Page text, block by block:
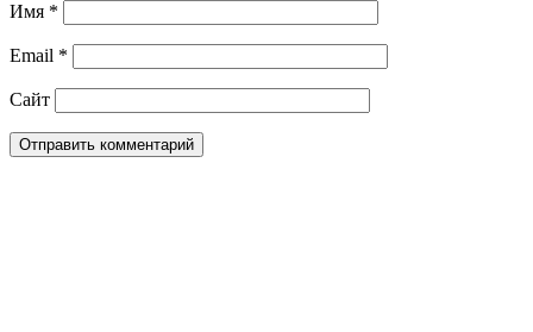
Имя *
Email *
Сайт